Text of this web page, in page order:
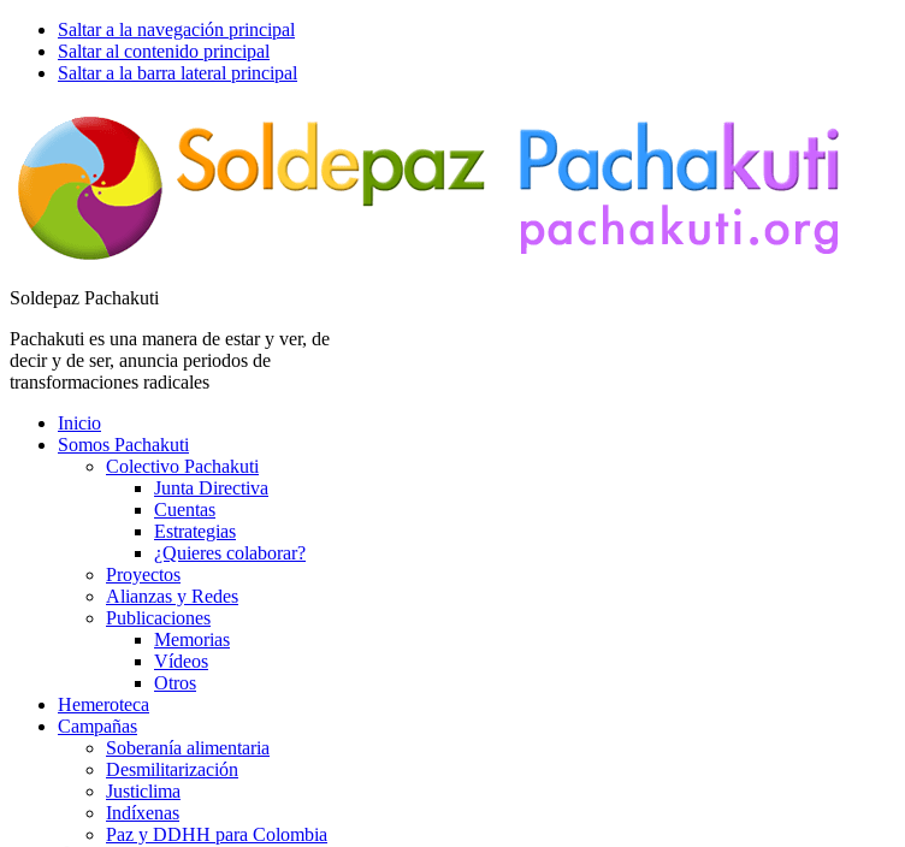
Saltar a la navegación principal
Saltar al contenido principal
Saltar a la barra lateral principal
Soldepaz Pachakuti
Pachakuti es una manera de estar y ver, de
decir y de ser, anuncia periodos de
transformaciones radicales
Inicio
Somos Pachakuti
Colectivo Pachakuti
Junta Directiva
Cuentas
Estrategias
¿Quieres colaborar?
Proyectos
Alianzas y Redes
Publicaciones
Memorias
Vídeos
Otros
Hemeroteca
Campañas
Soberanía alimentaria
Desmilitarización
Justiclima
Indíxenas
Paz y DDHH para Colombia